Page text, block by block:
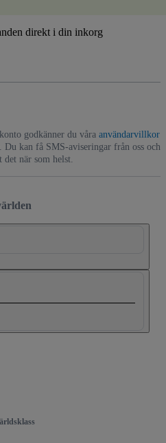
direkt i din inkorg
godkänner du våra användarvillkor
. Du kan få SMS-aviseringar från oss och
det när som helst.